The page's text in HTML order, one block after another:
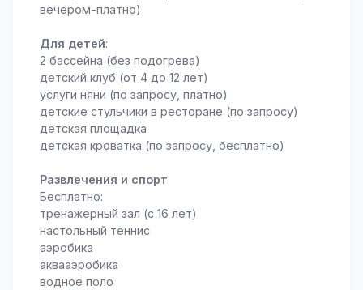
вечером-платно)
Для детей:
2 бассейна (без подогрева)
детский клуб (от 4 до 12 лет)
услуги няни (по запросу, платно)
детские стульчики в ресторане (по запросу)
детская площадка
детская кроватка (по запросу, бесплатно)
Развлечения и спорт
Бесплатно:
тренажерный зал (с 16 лет)
настольный теннис
аэробика
аквааэробика
водное поло